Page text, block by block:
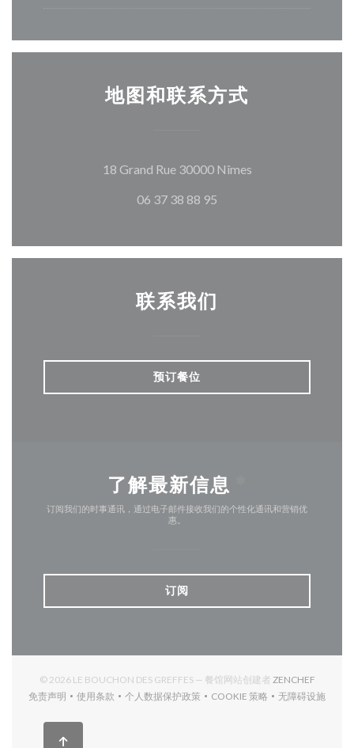
地图和联系方式
18 Grand Rue 30000 Nîmes((在新窗口中打开
06 37 38 88 95
联系我们
预订餐位
了解最新信息
订阅我们的时事通讯，通过电子邮件接收我们的个性化通讯和营销优
惠。
订阅
© 2026 LE BOUCHON DES GREFFES — 餐馆网站创建者 ZENCHEF((在新窗
免责声明
((在新窗口中打开))
使用条款
((在新窗口中打开))
个人数据保护政策
((在新窗口中打开))
COOKIE 策略
((在新窗口中打开))
无障碍设施
((在新窗口